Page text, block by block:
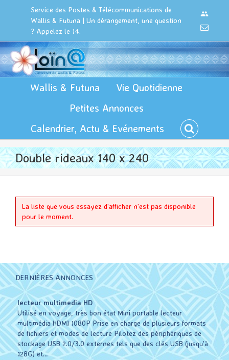
Service des Postes & Télécommunications de
Wallis & Futuna | Un dérangement, une question
? Appelez le 14.
Email
Wallis & Futuna
Vie Quotidienne
Petites Annonces
Calendrier, Actu & Evénements
Double rideaux 140 x 240
La liste que vous essayez d'afficher n'est pas disponible
pour le moment.
DERNIÈRES ANNONCES
lecteur multimedia HD
Utilisé en voyage, très bon état Mini portable lecteur
multimédia HDMI 1080P Prise en charge de plusieurs formats
de fichiers et modes de lecture Pilotez des périphériques de
stockage USB 2.0/3.0 externes tels que des clés USB (jusqu'à
128G) et…